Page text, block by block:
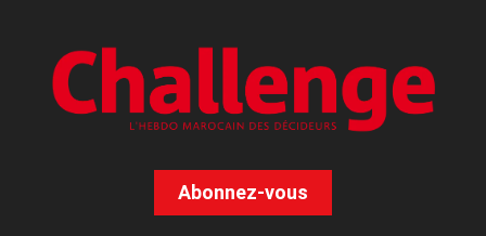
Abonnez-vous